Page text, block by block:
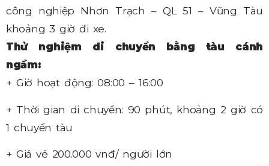
công nghiệp Nhơn Trạch – QL 51 – Vũng Tàu
khoảng 3 giờ đi xe.
Thử nghiệm di chuyển bằng tàu cánh
ngầm:
+ Giờ hoạt động: 08:00 – 16:00
+ Thời gian di chuyển: 90 phút, khoảng 2 giờ có
1 chuyến tàu
+ Giá vé 200.000 vnđ/ người lớn